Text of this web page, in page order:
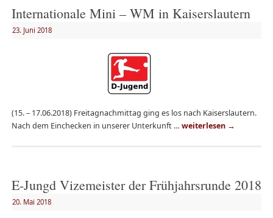
Internationale Mini – WM in Kaiserslautern
23. Juni 2018
(15. – 17.06.2018) Freitagnachmittag ging es los nach Kaiserslautern.
Nach dem Einchecken in unserer Unterkunft … weiterlesen →
E-Jungd Vizemeister der Frühjahrsrunde 2018
20. Mai 2018